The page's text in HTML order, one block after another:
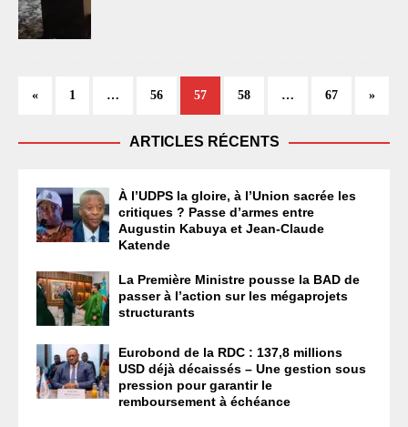
« 1 … 56 57 58 … 67 »
ARTICLES RÉCENTS
À l’UDPS la gloire, à l’Union sacrée les
critiques ? Passe d’armes entre
Augustin Kabuya et Jean-Claude
Katende
La Première Ministre pousse la BAD de
passer à l’action sur les mégaprojets
structurants
Eurobond de la RDC : 137,8 millions
USD déjà décaissés – Une gestion sous
pression pour garantir le
remboursement à échéance